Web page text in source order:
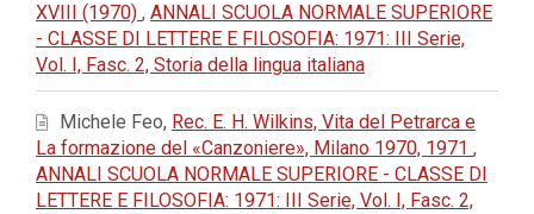
XVIII (1970) , ANNALI SCUOLA NORMALE SUPERIORE
- CLASSE DI LETTERE E FILOSOFIA: 1971: III Serie,
Vol. I, Fasc. 2, Storia della lingua italiana
Michele Feo, Rec. E. H. Wilkins, Vita del Petrarca e
La formazione del «Canzoniere», Milano 1970, 1971 ,
ANNALI SCUOLA NORMALE SUPERIORE - CLASSE DI
LETTERE E FILOSOFIA: 1971: III Serie, Vol. I, Fasc. 2,